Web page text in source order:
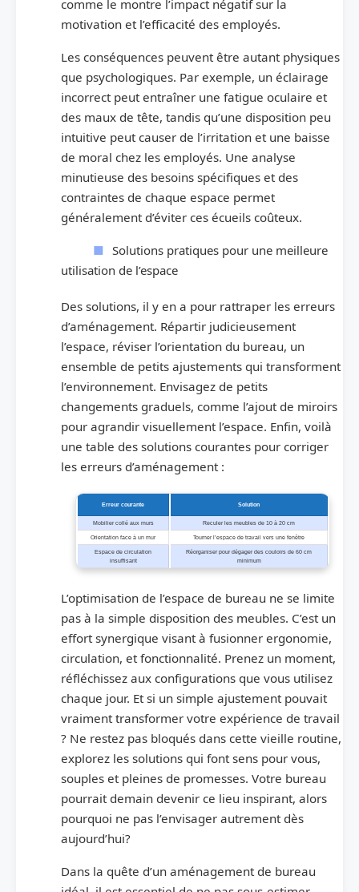
comme le montre l’impact négatif sur la
motivation et l’efficacité des employés.
Les conséquences peuvent être autant physiques
que psychologiques. Par exemple, un éclairage
incorrect peut entraîner une fatigue oculaire et
des maux de tête, tandis qu’une disposition peu
intuitive peut causer de l’irritation et une baisse
de moral chez les employés. Une analyse
minutieuse des besoins spécifiques et des
contraintes de chaque espace permet
généralement d’éviter ces écueils coûteux.
Solutions pratiques pour une meilleure
utilisation de l’espace
Des solutions, il y en a pour rattraper les erreurs
d’aménagement. Répartir judicieusement
l’espace, réviser l’orientation du bureau, un
ensemble de petits ajustements qui transforment
l’environnement. Envisagez de petits
changements graduels, comme l’ajout de miroirs
pour agrandir visuellement l’espace. Enfin, voilà
une table des solutions courantes pour corriger
les erreurs d’aménagement :
Erreur courante Solution
Mobilier collé aux murs Reculer les meubles de 10 à 20 cm
Orientation face à un mur Tourner l’espace de travail vers une fenêtre
Espace de circulation
insuffisant
Réorganiser pour dégager des couloirs de 60 cm
minimum
L’optimisation de l’espace de bureau ne se limite
pas à la simple disposition des meubles. C’est un
effort synergique visant à fusionner ergonomie,
circulation, et fonctionnalité. Prenez un moment,
réfléchissez aux configurations que vous utilisez
chaque jour. Et si un simple ajustement pouvait
vraiment transformer votre expérience de travail
? Ne restez pas bloqués dans cette vieille routine,
explorez les solutions qui font sens pour vous,
souples et pleines de promesses. Votre bureau
pourrait demain devenir ce lieu inspirant, alors
pourquoi ne pas l’envisager autrement dès
aujourd’hui?
Dans la quête d’un aménagement de bureau